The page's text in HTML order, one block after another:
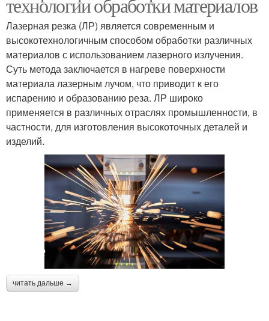
Лазерная резка (ЛР) является современным и
высокотехнологичным способом обработки различных
материалов с использованием лазерного излучения.
Суть метода заключается в нагреве поверхности
материала лазерным лучом, что приводит к его
испарению и образованию реза. ЛР широко
применяется в различных отраслях промышленности, в
частности, для изготовления высокоточных деталей и
изделий.
читать дальше →